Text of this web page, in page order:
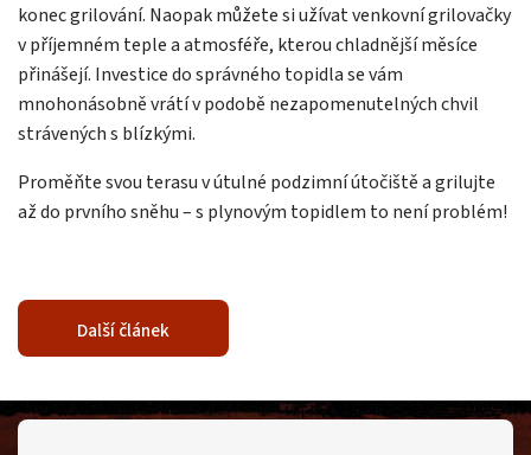
konec grilování. Naopak můžete si užívat venkovní grilovačky
v příjemném teple a atmosféře, kterou chladnější měsíce
přinášejí. Investice do správného topidla se vám
mnohonásobně vrátí v podobě nezapomenutelných chvil
strávených s blízkými.
Proměňte svou terasu v útulné podzimní útočiště a grilujte
až do prvního sněhu – s plynovým topidlem to není problém!
Další článek